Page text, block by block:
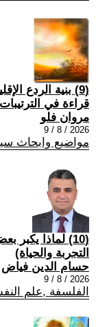
(9) بنية الردع
قراءة في الترتيبات
مروان فلو
2026 / 8 / 9
مواضيع وابحاث
(10) لماذا
التجربة والحياة)
حسام الدين فياض
2026 / 8 / 9
الفلسفة ,علم